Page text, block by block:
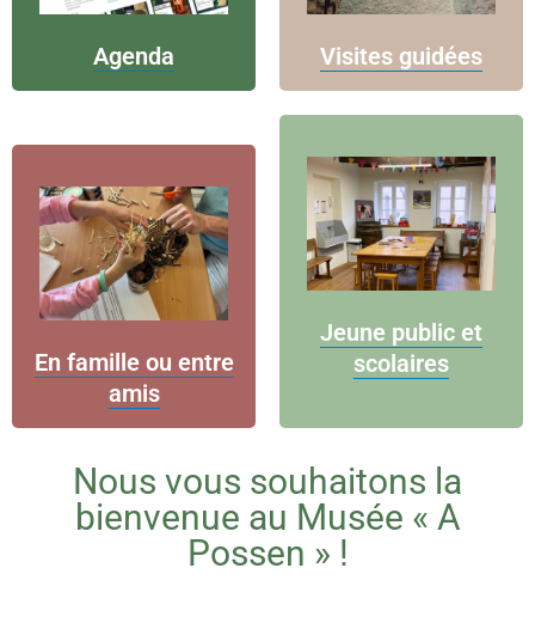
Agenda Visites guidées
En famille ou entre
amis
Jeune public et
scolaires
Nous vous souhaitons la
bienvenue au Musée « A
Possen » !